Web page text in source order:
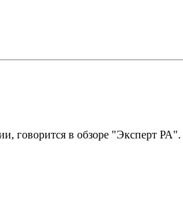
говорится в обзоре "Эксперт